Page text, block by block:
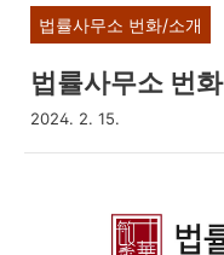
법률사무소 번화/소개
법률사무소 번화
2024. 2. 15.